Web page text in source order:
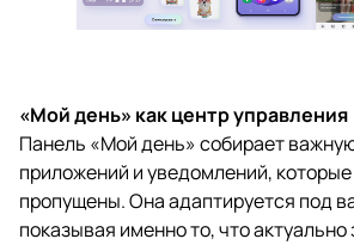
«Мой день» как центр управления
Панель «Мой день» собирает
приложений и уведомлений,
пропущены. Она адаптируется под
показывая именно то, что актуально